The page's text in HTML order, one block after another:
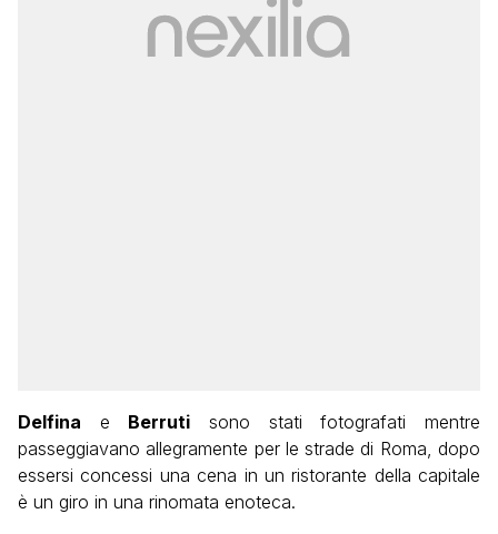
Delfina e Berruti sono stati fotografati mentre
passeggiavano allegramente per le strade di Roma, dopo
essersi concessi una cena in un ristorante della capitale
è un giro in una rinomata enoteca.